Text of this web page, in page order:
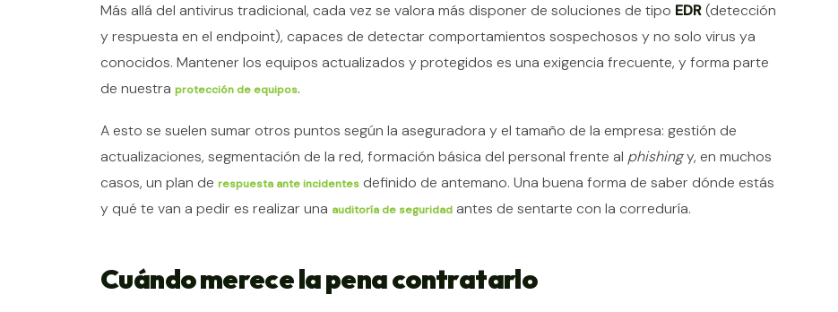
Más allá del antivirus tradicional, cada vez se valora más disponer de soluciones de tipo EDR(detección
y respuesta en el endpoint), capaces de detectar comportamientos sospechosos y no solo virus ya
conocidos. Mantener los equipos actualizados y protegidos es una exigencia frecuente, y forma parte
de nuestra protección de equipos.
A esto se suelen sumar otros puntos según la aseguradora y el tamaño de la empresa: gestión de
actualizaciones, segmentación de la red, formación básica del personal frente al phishingy, en muchos
casos, un plan de respuesta ante incidentes definido de antemano. Una buena forma de saber dónde estás
y qué te van a pedir es realizar una auditoría de seguridad antes de sentarte con la correduría.
Cuándo merece la pena contratarlo